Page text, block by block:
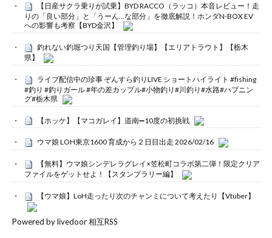
【日産サクラ乗りが試乗】BYD RACCO（ラッコ）本音レビュー！走
りの「良い部分」と「うーん…な部分」を徹底解説！ホンダN-BOX EV
への影響も考察【BYD金沢】
釣れない釣堀つり天国【管理釣り場】【エリアトラウト】【栃木
県】
ライブ配信中の珍事 ぞんすら釣りLIVE ショートハイライト #fishing
#釣り #釣りガール #年の差カップル#小物釣り#川釣り#水路#ハプニン
グ#栃木県
【ホッケ】【マコガレイ】道南➖10度の初挑戦
ウマ娘 LOH東京1600 育成から２日目出走 2026/02/16
【無料】ウマ娘シンデレラグレイ×笠松町コラボ第二弾！限定クリア
ファイルをゲットせよ！【スタンプラリー編】
【ウマ娘】LoH走ったり次のチャンミについて考えたり【Vtuber】
Powered by livedoor 相互RSS